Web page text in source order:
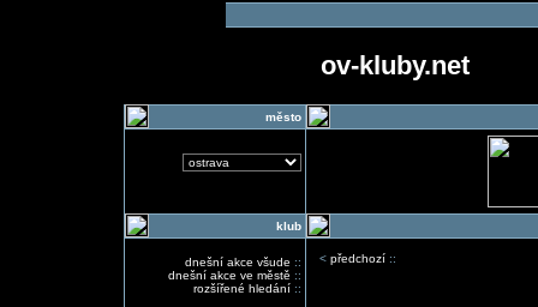
ov-kluby.net
město
klub
dnešní akce všude ::
dnešní akce ve městě ::
rozšířené hledání::
< předchozí::